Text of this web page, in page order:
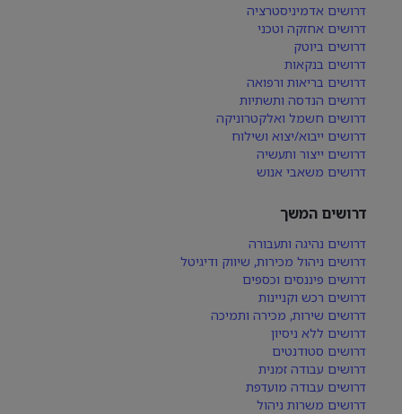
דרושים אדמיניסטרציה
דרושים אחזקה וטכני
דרושים ביוטק
דרושים בנקאות
דרושים בריאות ורפואה
דרושים הנדסה ותשתיות
דרושים חשמל ואלקטרוניקה
דרושים ייבוא/יצוא ושילוח
דרושים ייצור ותעשיה
דרושים משאבי אנוש
דרושים המשך
דרושים נהיגה ותעבורה
דרושים ניהול מכירות, שיווק ודיגיטל
דרושים פיננסים וכספים
דרושים רכש וקניינות
דרושים שירות, מכירה ותמיכה
דרושים ללא ניסיון
דרושים סטודנטים
דרושים עבודה זמנית
דרושים עבודה מועדפת
דרושים משרות ניהול